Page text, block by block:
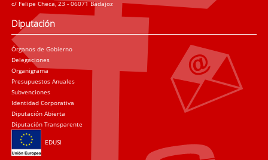
c/ Felipe Checa, 23 - 06071 Badajoz
Diputación
Órganos de Gobierno
Delegaciones
Organigrama
Presupuestos Anuales
Subvenciones
Identidad Corporativa
Diputación Abierta
Diputación Transparente
EDUSI